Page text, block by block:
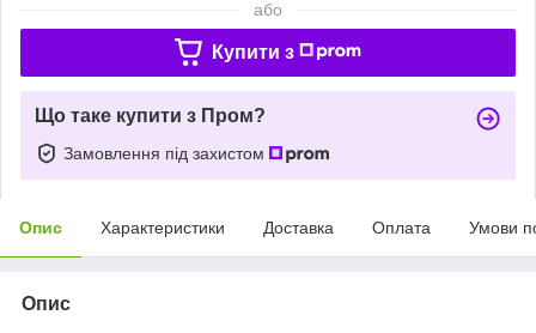
або
Купити з
Що таке купити з Пром?
Замовлення під захистом
Опис Характеристики Доставка Оплата Умови
Опис